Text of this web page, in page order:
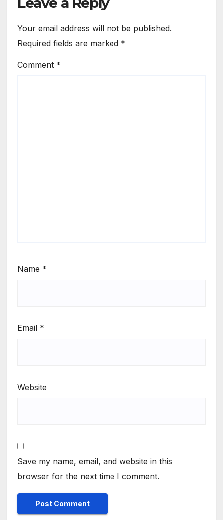
Your email address will not be published.
Required fields are marked *
Comment *
Name *
Email *
Website
Save my name, email, and website in this
browser for the next time I comment.